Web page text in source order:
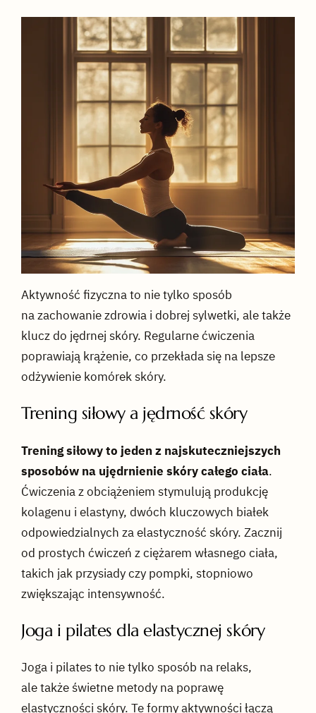
Aktywność fizyczna to nie tylko sposób
na zachowanie zdrowia i dobrej sylwetki, ale także
klucz do jędrnej skóry. Regularne ćwiczenia
poprawiają krążenie, co przekłada się na lepsze
odżywienie komórek skóry.
Trening siłowy a jędrność skóry
Trening siłowy to jeden z najskuteczniejszych
sposobów na ujędrnienie skóry całego ciała.
Ćwiczenia z obciążeniem stymulują produkcję
kolagenu i elastyny, dwóch kluczowych białek
odpowiedzialnych za elastyczność skóry. Zacznij
od prostych ćwiczeń z ciężarem własnego ciała,
takich jak przysiady czy pompki, stopniowo
zwiększając intensywność.
Joga i pilates dla elastycznej skóry
Joga i pilates to nie tylko sposób na relaks,
ale także świetne metody na poprawę
elastyczności skóry. Te formy aktywności łączą